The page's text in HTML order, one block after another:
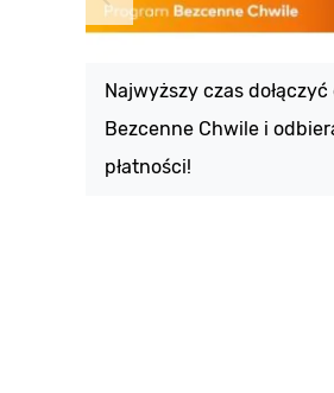
Najwyższy czas
Bezcenne Chwile i
płatności!